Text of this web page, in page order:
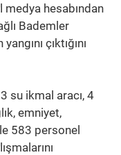
hesabından
Bademler
çıktığını
su ikmal aracı, 4
emniyet,
583 personel